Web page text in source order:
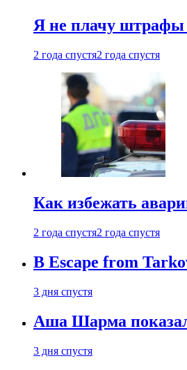
Я не плачу штрафы
2 года спустя2 года спустя
Как избежать
2 года спустя2 года спустя
В Escape from
3 дня спустя
Аша Шарма
3 дня спустя